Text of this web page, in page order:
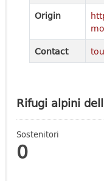
Rifugi alpini
Sostenitori
0
Origin
Contact